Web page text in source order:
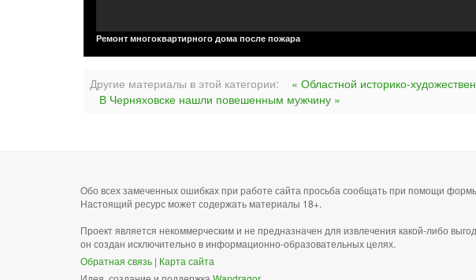
Ремонт многоквартирного дома после пожара
Другие материалы в этой категории:
« Областной историко-
В Черняховске нашли повешенным мужчину »
Обо всех замеченных ошибках при работе сайта просьба сообщать при помощи
Настоящий ресурс может содержать материалы 18+.
Проект является некоммерческим и не предназначен для извлечения какой-либо
он создан исключительно в информационно-образовательных целях.
Обратная связь | Карта сайта